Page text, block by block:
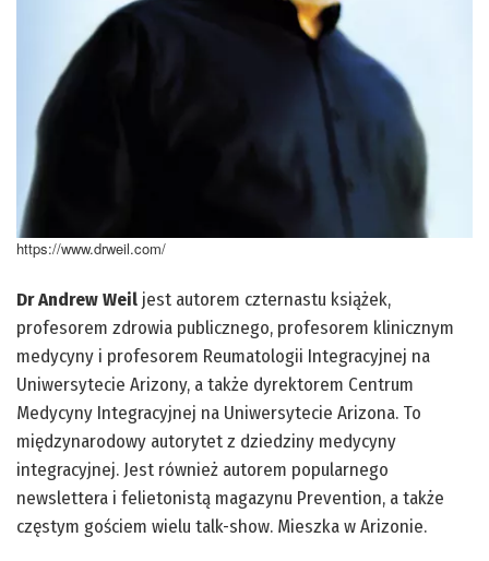
https://www.drweil.com/
Dr Andrew Weil jest autorem czternastu książek,
profesorem zdrowia publicznego, profesorem klinicznym
medycyny i profesorem Reumatologii Integracyjnej na
Uniwersytecie Arizony, a także dyrektorem Centrum
Medycyny Integracyjnej na Uniwersytecie Arizona. To
międzynarodowy autorytet z dziedziny medycyny
integracyjnej. Jest również autorem popularnego
newslettera i felietonistą magazynu Prevention, a także
częstym gościem wielu talk-show. Mieszka w Arizonie.